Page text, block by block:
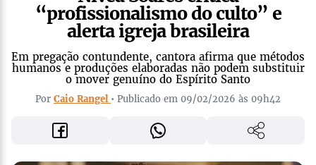
“profissionalismo do culto” e
alerta igreja brasileira
Em pregação contundente, cantora afirma que métodos
humanos e produções elaboradas não podem substituir
o mover genuíno do Espírito Santo
Por Caio Rangel • Publicado em 09/02/2026 às 09h42